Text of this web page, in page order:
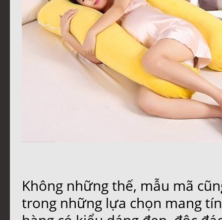
Không những thế, mẫu mã
trong những lựa chọn mang